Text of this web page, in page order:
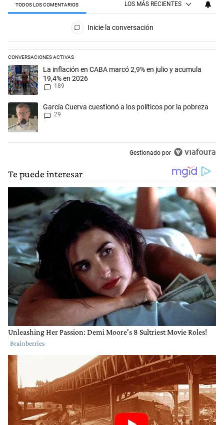
TODOS LOS COMENTARIOS LOS MÁS RECIENTES
Todos los comentarios
Inicie la conversación
CONVERSACIONES ACTIVAS
Este listado muestra los artículos con más comentarios en los
Un artículo de tendencia con el título "La inflación en CABA marcó
La inflación en CABA marcó 2,9% en julio y acumula
19,4% en 2026
189
Un artículo de tendencia con el título "García Cuerva cuestionó a los
García Cuerva cuestionó a los políticos por la pobreza
29
Gestionado por